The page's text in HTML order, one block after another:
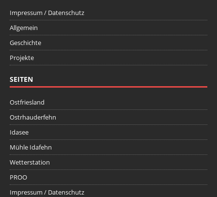
Impressum / Datenschutz
Allgemein
Geschichte
Projekte
SEITEN
Ostfriesland
Ostrhauderfehn
Idasee
Mühle Idafehn
Wetterstation
PROO
Impressum / Datenschutz